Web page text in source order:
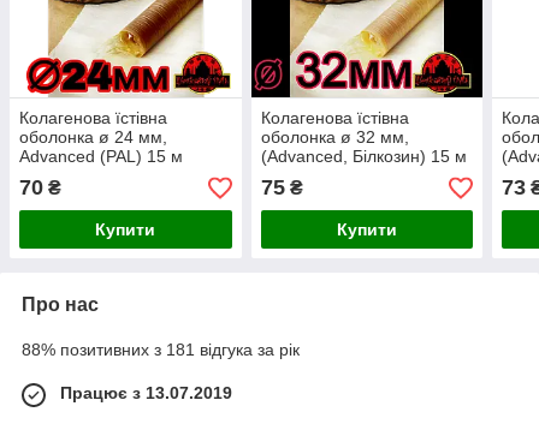
Колагенова їстівна
оболонка ø 24 мм,
Advanced (PAL) 15 м
гофротрубка із закритим
кінцем 🇺🇦 , колір
карамель
70 ₴
Купити
Колагенова їстівна
оболонка ø 32 мм,
(Advanced, Білкозин) 15 м
гофротрубка 🇺🇦 , колір
вишня
75₴
Купити
73
Про нас
88% позитивних з 181 відгука за рік
Працює з 13.07.2019